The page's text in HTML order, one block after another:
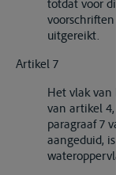
totdat voor
voorschriften
uitgereikt.
Artikel 7
Het vlak van
van artikel
paragraaf 7
aangeduid,